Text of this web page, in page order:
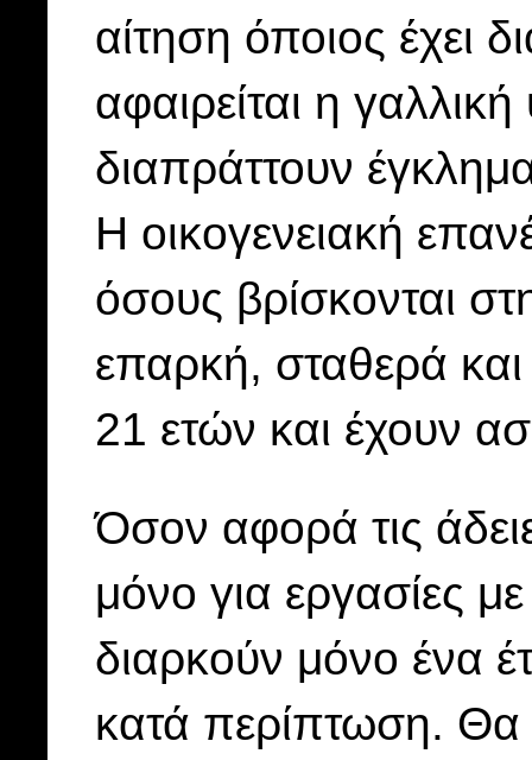
αίτηση όποιος έχει
αφαιρείται η
διαπράττουν
Η οικογενειακή
όσους βρίσκονται
επαρκή, σταθερά και
21 ετών και έχουν
Όσον αφορά τις
μόνο για εργασίες
διαρκούν μόνο ένα
κατά περίπτωση. Θα